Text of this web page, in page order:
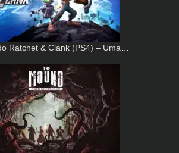
Ratchet & Clank (PS4) – Uma…